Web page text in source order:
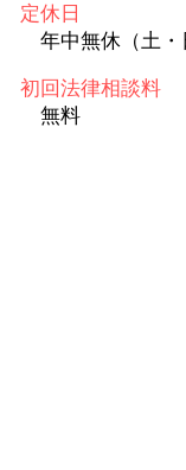
定休日
年中無休（土・
初回法律相談料
無料